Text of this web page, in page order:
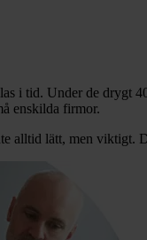
i tid. Under de drygt
enskilda firmor.
alltid lätt, men